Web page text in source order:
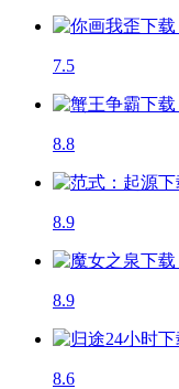
7.5
8.8
8.9
8.9
8.6